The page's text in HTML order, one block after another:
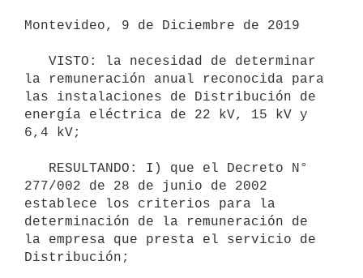
Montevideo, 9 de Diciembre de 2019
la remuneración anual reconocida para
las instalaciones de Distribución de
energía eléctrica de 22 kV, 15 kV y
6,4 kV;
277/002 de 28 de junio de 2002
establece los criterios para la
determinación de la remuneración de
la empresa que presta el servicio de
Distribución;